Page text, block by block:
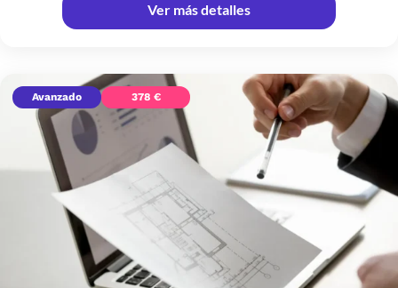
Ver más detalles
Avanzado 378 €